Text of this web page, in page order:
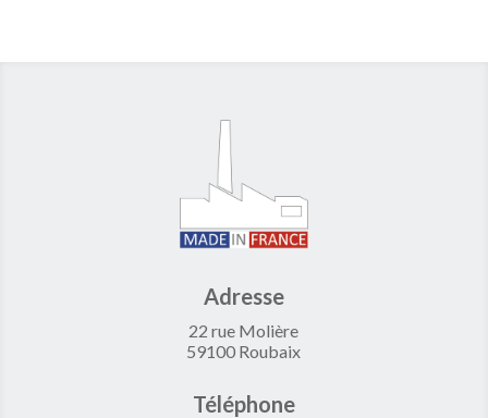
Adresse
22 rue Molière
59100 Roubaix
Téléphone